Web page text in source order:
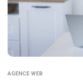
AGENCE WEB